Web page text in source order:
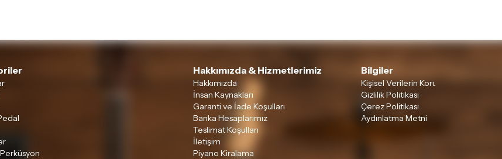
Hakkımızda & Hizmetlerimiz
Hakkımızda
İnsan Kaynakları
Garanti ve İade Koşulları
Banka Hesaplarımız
Teslimat Koşulları
İletişim
Piyano Kiralama
Bilgiler
Kişisel Verilerin Korunması
Gizlilik Politikası
Çerez Politikası
Aydınlatma Metni